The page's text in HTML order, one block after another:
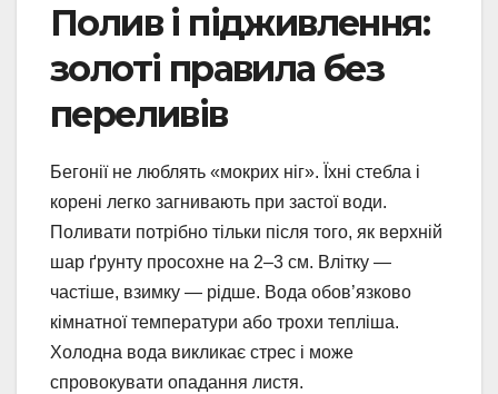
Полив і підживлення:
золоті правила без
переливів
Бегонії не люблять «мокрих ніг». Їхні стебла і
корені легко загнивають при застої води.
Поливати потрібно тільки після того, як верхній
шар ґрунту просохне на 2–3 см. Влітку —
частіше, взимку — рідше. Вода обов’язково
кімнатної температури або трохи тепліша.
Холодна вода викликає стрес і може
спровокувати опадання листя.